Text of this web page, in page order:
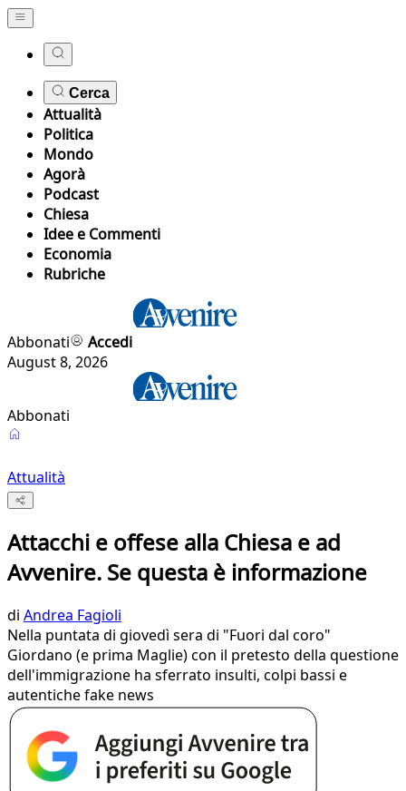
Cerca
Attualità
Politica
Mondo
Agorà
Podcast
Chiesa
Idee e Commenti
Economia
Rubriche
Abbonati
Accedi
August 8, 2026
Abbonati
Attualità
Attacchi e offese alla Chiesa e ad
Avvenire. Se questa è informazione
di Andrea Fagioli
Nella puntata di giovedì sera di "Fuori dal coro"
Giordano (e prima Maglie) con il pretesto della questione
dell'immigrazione ha sferrato insulti, colpi bassi e
autentiche fake news